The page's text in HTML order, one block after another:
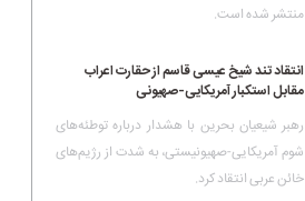
منتشر شده است.
انتقاد تند شیخ عیسی قاسم از حقارت اعراب
مقابل استکبار آمریکایی-صهیونی
رهبر شیعیان بحرین با هشدار درباره توطئه‌های
شوم آمریکایی-صهیونیستی، به شدت از رژیم‌های
خائن عربی انتقاد کرد.